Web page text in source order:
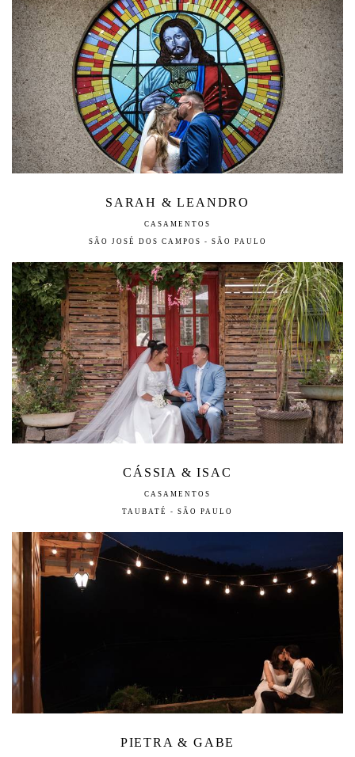
SARAH & LEANDRO
CASAMENTOS
SÃO JOSÉ DOS CAMPOS - SÃO PAULO
CÁSSIA & ISAC
CASAMENTOS
TAUBATÉ - SÃO PAULO
PIETRA & GABE